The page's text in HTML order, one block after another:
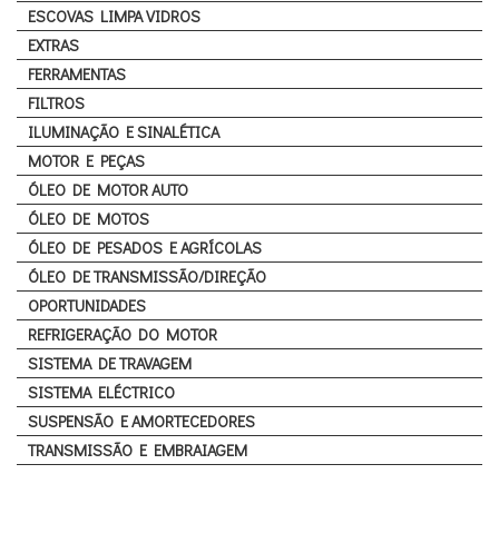
ESCOVAS LIMPA VIDROS
EXTRAS
FERRAMENTAS
FILTROS
ILUMINAÇÃO E SINALÉTICA
MOTOR E PEÇAS
ÓLEO DE MOTOR AUTO
ÓLEO DE MOTOS
ÓLEO DE PESADOS E AGRÍCOLAS
ÓLEO DE TRANSMISSÃO/DIREÇÃO
OPORTUNIDADES
REFRIGERAÇÃO DO MOTOR
SISTEMA DE TRAVAGEM
SISTEMA ELÉCTRICO
SUSPENSÃO E AMORTECEDORES
TRANSMISSÃO E EMBRAIAGEM